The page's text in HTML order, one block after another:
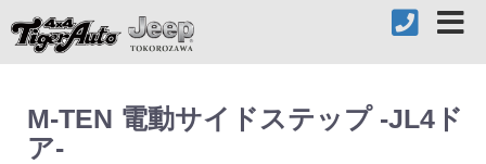
M-TEN 電動サイドステップ -JL4ド
ア-